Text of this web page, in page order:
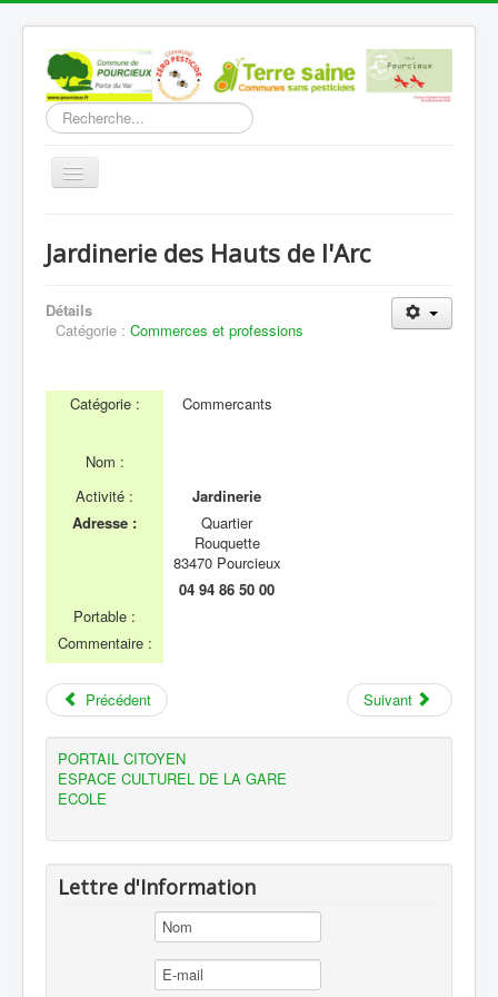
Rechercher
Basculer
Découverte
Vie Municipale
Vie locale
Communication
Vous êtes ici :
Commerces et professions
Jardinerie des Hauts de l'Arc
Jardinerie des Hauts de l'Arc
Détails
Catégorie : Commerces et professions
Catégorie : Commercants
Nom :
Activité :
Jardinerie
Adresse :
Quartier
Rouquette
83470 Pourcieux
04 94 86 50 00
Portable :
Commentaire :
Précédent Suivant
PORTAIL CITOYEN
ESPACE CULTUREL DE LA GARE
ECOLE
Lettre d'Information